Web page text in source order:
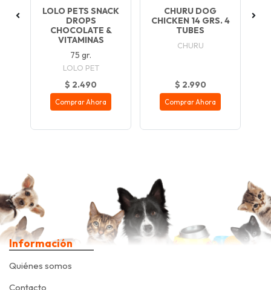
LOLO PETS SNACK
DROPS
CHOCOLATE &
VITAMINAS
75 gr.
LOLO PET
$ 2.490
Comprar Ahora
CHURU DOG
CHICKEN 14 GRS. 4
TUBES
CHURU
$ 2.990
Comprar Ahora
Información
Quiénes somos
Contacto